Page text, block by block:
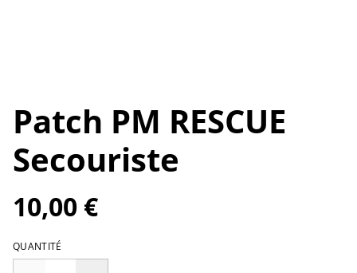
Patch PM RESCUE
Secouriste
10,00 €
QUANTITÉ